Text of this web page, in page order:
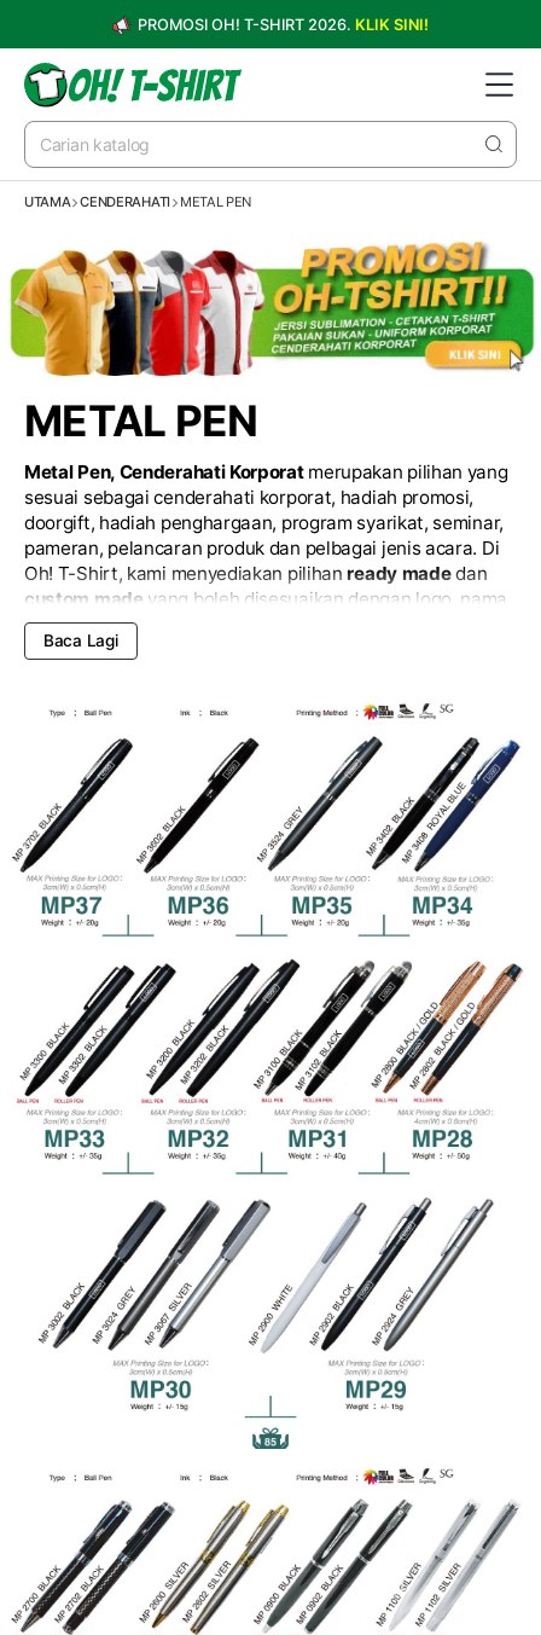
PROMOSI OH! T-SHIRT 2026. KLIK SINI!
UTAMA CENDERAHATI METAL PEN
METAL PEN
Metal Pen, Cenderahati Korporatmerupakan pilihan yang
sesuai sebagai cenderahati korporat, hadiah promosi,
doorgift, hadiah penghargaan, program syarikat, seminar,
pameran, pelancaran produk dan pelbagai jenis acara. Di
Oh! T-Shirt, kami menyediakan pilihan ready madedan
custom made yang boleh disesuaikan dengan logo, nama
syarikat, slogan atau reka bentuk mengikut identiti jenama
anda.
mahupun pukal denganharga direct kilang. Semua proses
percetakan, penjenamaan dan kawalan kualiti
dikendalikan oleh pasukan kami sendiri dikilang Shah
bagi memastikan setiap tempahan memenuhi
standard yang ditetapkan. Kami juga menerima tempahan
urgent
dan sentiasa berusaha menyiapkan pesanan
mengikut tempoh yang dipersetujui.
Di Oh! T-Shirt,
Metal Penboleh ditempah untuk syarikat,
agensi kerajaan, sekolah, institusi, universiti, kelab dan
organisasi di seluruh Malaysia.Hubungi pasukan kami hari
ini untuk mendapatkan
sebut harga percumaserta
cadangan produk yang paling sesuai dengan bajet dan
keperluan cenderahati korporat anda.
Baca Lagi